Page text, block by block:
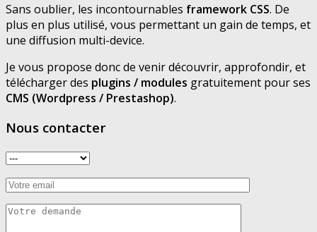
Sans oublier, les incontournables framework CSS. De
plus en plus utilisé, vous permettant un gain de temps, et
une diffusion multi-device.
Je vous propose donc de venir découvrir, approfondir, et
télécharger des plugins / modules gratuitement pour ses
CMS (Wordpress / Prestashop).
Nous contacter